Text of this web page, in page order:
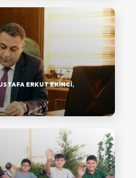
ERKUT EKINCI,